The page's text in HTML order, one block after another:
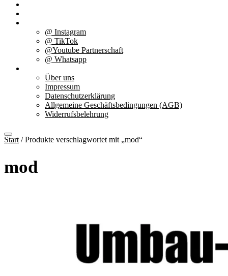
@ Instagram
@ TikTok
@Youtube Partnerschaft
@ Whatsapp
Über uns
Impressum
Datenschutzerklärung
Allgemeine Geschäftsbedingungen (AGB)
Widerrufsbelehrung
Start / Produkte verschlagwortet mit „mod“
mod